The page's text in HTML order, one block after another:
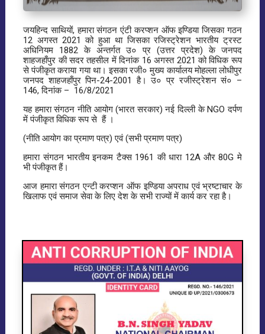
जयहिन्द साथियों, हमारा संगठन एंटी करप्शन ऑफ इण्डिया जिसका गठन
12 अगस्त 2021 को हुआ था जिसका रजिस्ट्रेशन भारतीय ट्रस्ट
अधिनियम 1882 के अन्तर्गत उ० प्र (उत्तर प्रदेश) के जनपद
शाहजहाँपुर की सदर तहसील में दिनांक 16 अगस्त 2021 को विधिक रूप
से पंजीकृत कराया गया था। इसका रजी० मुख्य कार्यालय मोहल्ला लोधीपुर
जनपद शाहजहाँपुर पिन-24-2001 है। उ० प्र रजीस्ट्रेशन सं० –
146, दिनांक – 16/8/2021
यह हमारा संगठन नीति आयोग (भारत सरकार) नई दिल्ली के NGO दर्पण
में पंजीकृत विधिक रूप से हैं ।
(नीति आयोग का प्रमाण पत्र) एवं (सभी प्रमाण पत्र)
हमारा संगठन भारतीय इनकम टैक्स 1961 की धारा 12A और 80G मे
भी पंजीकृत हैं।
आज हमारा संगठन एन्टी करप्शन ऑफ इण्डिया अपराध एवं भ्रष्टाचार के
खिलाफ एवं समाज सेवा के लिए देश के सभी राज्यों में कार्य कर रहा है।